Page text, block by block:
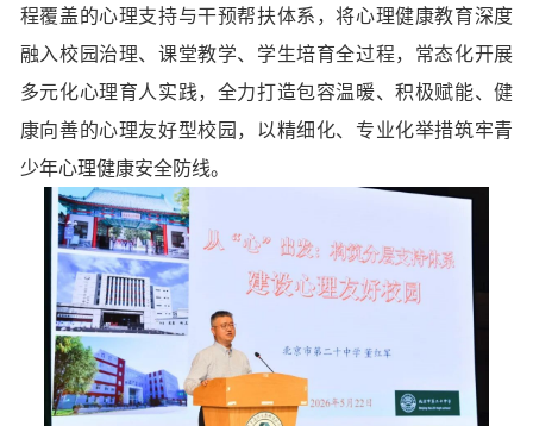
程覆盖的心理支持与干预帮扶体系，将心理健康教育深度
融入校园治理、课堂教学、学生培育全过程，常态化开展
多元化心理育人实践，全力打造包容温暖、积极赋能、健
康向善的心理友好型校园，以精细化、专业化举措筑牢青
少年心理健康安全防线。